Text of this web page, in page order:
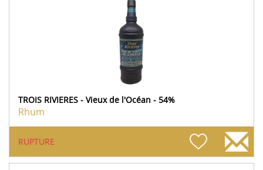
TROIS RIVIERES - Vieux de l'Océan - 54%
Rhum
RUPTURE